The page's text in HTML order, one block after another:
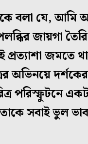
বলা যে, আমি
জায়গা
জমতে
অভিনয়ে
পরিস্ফুটনে
সবাই ভুল